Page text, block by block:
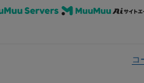
コ